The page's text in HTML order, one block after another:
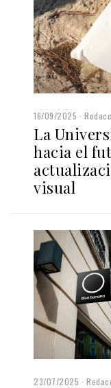
16/09/2025
La
hacia el
visual
23/07/2025